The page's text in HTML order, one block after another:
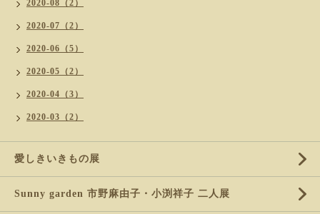
2020-08（2）
2020-07（2）
2020-06（5）
2020-05（2）
2020-04（3）
2020-03（2）
愛しきいきもの展
Sunny garden 市野麻由子・小渕祥子 二人展